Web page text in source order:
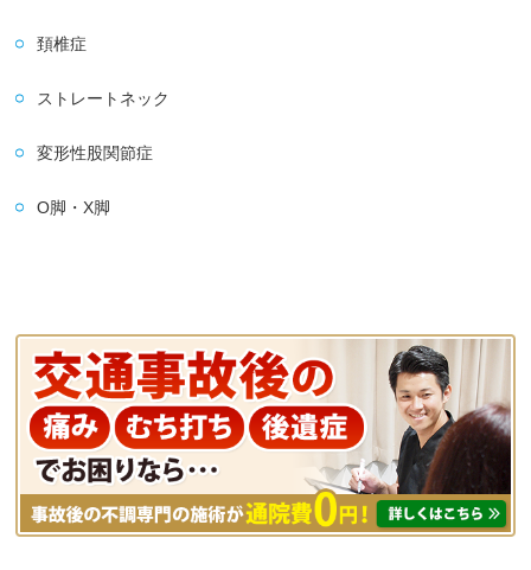
頚椎症
ストレートネック
変形性股関節症
O脚・X脚